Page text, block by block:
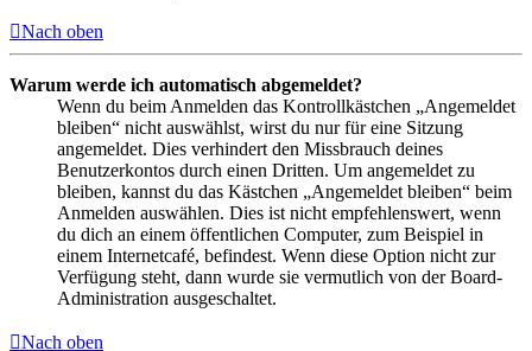
Nach oben
Warum werde ich automatisch abgemeldet?
Wenn du beim Anmelden das Kontrollkästchen „Angemeldet
bleiben“ nicht auswählst, wirst du nur für eine Sitzung
angemeldet. Dies verhindert den Missbrauch deines
Benutzerkontos durch einen Dritten. Um angemeldet zu
bleiben, kannst du das Kästchen „Angemeldet bleiben“ beim
Anmelden auswählen. Dies ist nicht empfehlenswert, wenn
du dich an einem öffentlichen Computer, zum Beispiel in
einem Internetcafé, befindest. Wenn diese Option nicht zur
Verfügung steht, dann wurde sie vermutlich von der Board-
Administration ausgeschaltet.
Nach oben